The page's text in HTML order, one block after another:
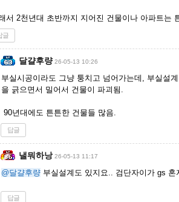
서 2천년대 초반까지 지어진 건물이나 아파트는
글
달걀후량 26-05-13 10:26
부실시공이라도 그냥 퉁치고 넘어가는데, 부실설
을 긁으면서 밀어서 건물이 파괴됨.
90년대에도 튼튼한 건물들 많음.
답글
낼뭐하낭 26-05-13 11:17
@달걀후량 부실설계도 있지요.. 검단자이가 gs
답글